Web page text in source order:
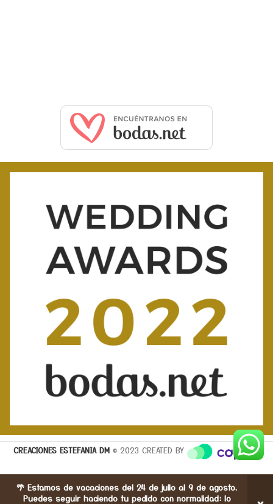
🌴 Estamos de vacaciones del 24 de julio al 9 de agosto.
Puedes seguir haciendo tu pedido con normalidad: lo
CREACIONES ESTEFANIA DM© 2023 CREATED BY